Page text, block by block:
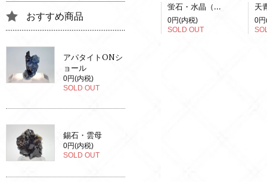
蛍石・水晶（蛍光）
0円(内税)
SOLD OUT
0
おすすめ商品
アパタイトONシ
ョール
0円(内税)
SOLD OUT
錫石・雲母
0円(内税)
SOLD OUT